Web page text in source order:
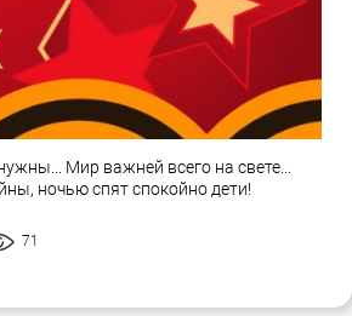
Мир важней всего на свете...
ночью спят спокойно дети!
71